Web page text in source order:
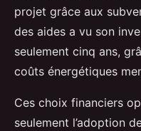
projet grâce aux
des aides a vu son
seulement cinq ans,
coûts énergétiques
Ces choix financiers
seulement l’adoption